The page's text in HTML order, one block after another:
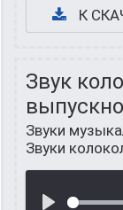
К
Звук
Звуки
Звуки